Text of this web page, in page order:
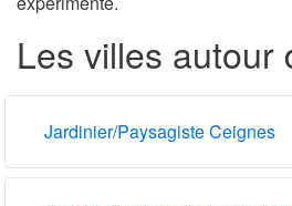
Les villes autour
Jardinier/Paysagiste Ceignes